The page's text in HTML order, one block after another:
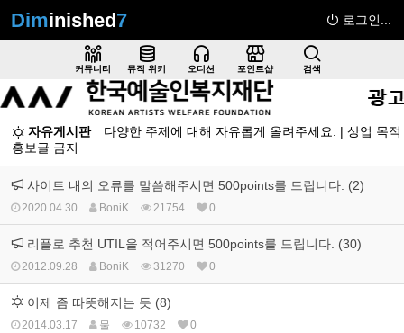
Diminished7 로그인...
커뮤니티 뮤직 위키 오디션 포인트샵 검색
자유게시판
다양한 주제에 대해 자유롭게 올려주세요. | 상업 목적
홍보글 금지
사이트 내의 오류를 말씀해주시면 500points를 드립니다. (2)
2020.04.30 BoniK 21754 0
리플로 추천 UTIL을 적어주시면 500points를 드립니다. (30)
2012.09.28 BoniK 31270 0
이제 좀 따뜻해지는 듯 (8)
2014.03.17 물 10732 0
Sketchbook5, 스케치북5
Sketchbook5, 스케치북5